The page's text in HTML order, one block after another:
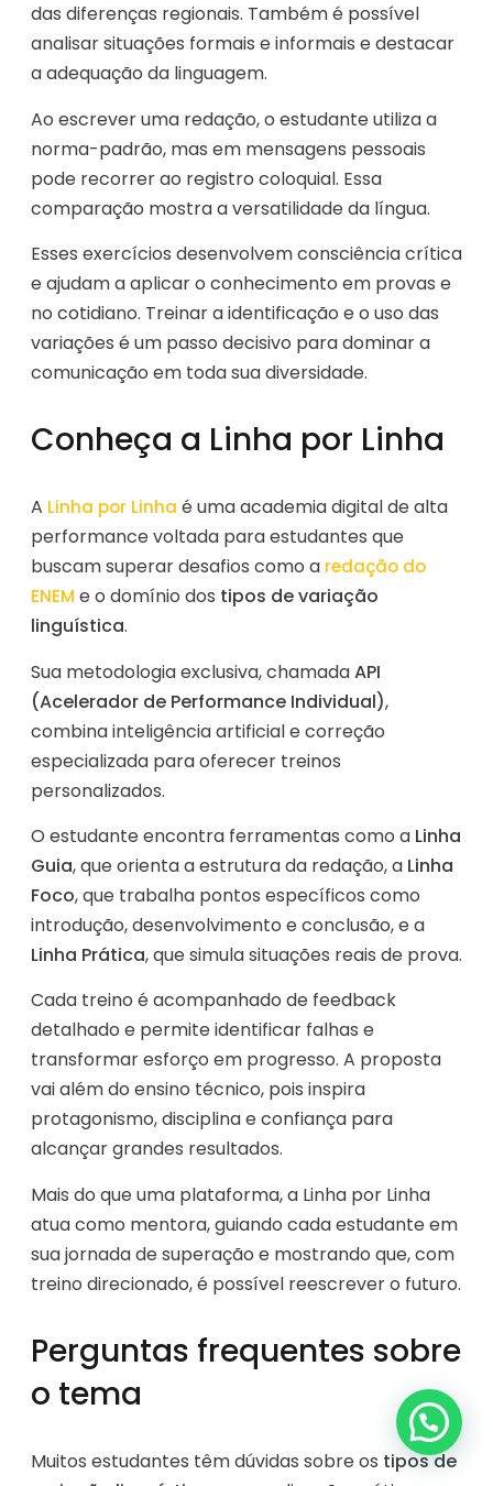
das diferenças regionais. Também é possível
analisar situações formais e informais e destacar
a adequação da linguagem.
Ao escrever uma redação, o estudante utiliza a
norma-padrão, mas em mensagens pessoais
pode recorrer ao registro coloquial. Essa
comparação mostra a versatilidade da língua.
Esses exercícios desenvolvem consciência crítica
e ajudam a aplicar o conhecimento em provas e
no cotidiano. Treinar a identificação e o uso das
variações é um passo decisivo para dominar a
comunicação em toda sua diversidade.
Conheça a Linha por Linha
A Linha por Linha é uma academia digital de alta
performance voltada para estudantes que
buscam superar desafios como a redação do
ENEM e o domínio dos tipos de variação
linguística.
Sua metodologia exclusiva, chamadaAPI
(Acelerador de Performance Individual),
combina inteligência artificial e correção
especializada para oferecer treinos
personalizados.
O estudante encontra ferramentas como a Linha
Guia, que orienta a estrutura da redação, a Linha
Foco, que trabalha pontos específicos como
introdução, desenvolvimento e conclusão, e a
Linha Prática, que simula situações reais de prova.
Cada treino é acompanhado de feedback
detalhado e permite identificar falhas e
transformar esforço em progresso. A proposta
vai além do ensino técnico, pois inspira
protagonismo, disciplina e confiança para
alcançar grandes resultados.
Mais do que uma plataforma, a Linha por Linha
atua como mentora, guiando cada estudante em
sua jornada de superação e mostrando que, com
treino direcionado, é possível reescrever o futuro.
Perguntas frequentes sobre
o tema
Muitos estudantes têm dúvidas sobre os tipos de